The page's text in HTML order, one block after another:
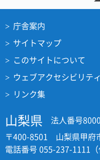
庁舎案内
サイトマップ
このサイトについて
ウェブアクセシビリテ
リンク集
山梨県
法人番号
〒400-8501 山梨県甲府
電話番号 055-237-1111（